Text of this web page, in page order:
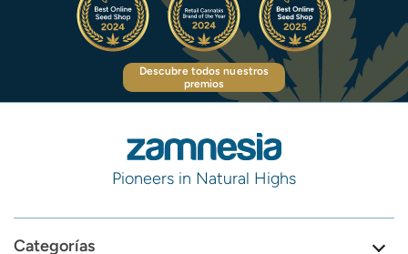
Descubre todos nuestros
premios
Pioneers in Natural Highs
Categorías